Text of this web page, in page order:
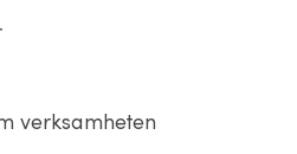
verksamheten